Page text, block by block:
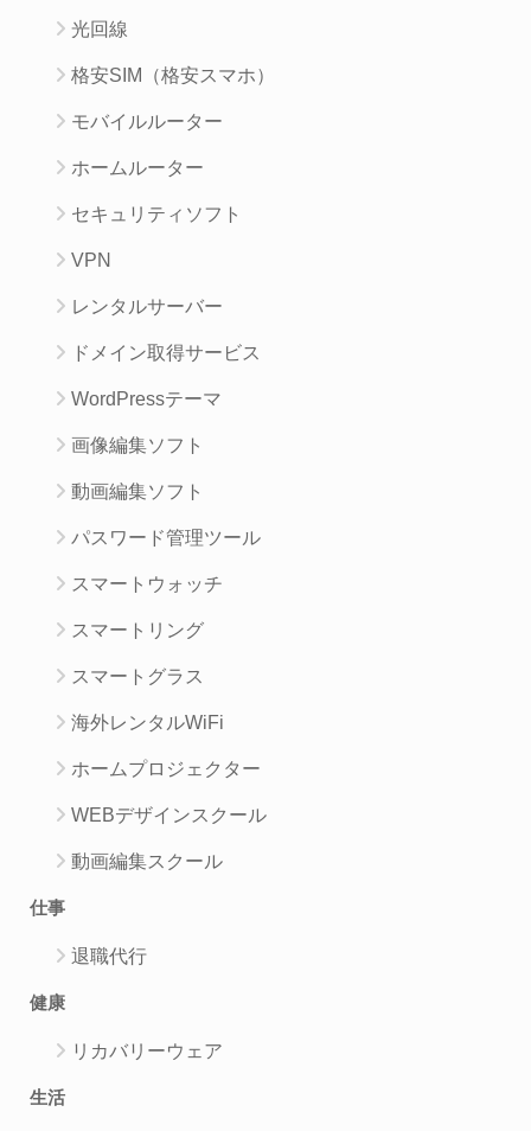
光回線
格安SIM（格安スマホ）
モバイルルーター
ホームルーター
セキュリティソフト
VPN
レンタルサーバー
ドメイン取得サービス
WordPressテーマ
画像編集ソフト
動画編集ソフト
パスワード管理ツール
スマートウォッチ
スマートリング
スマートグラス
海外レンタルWiFi
ホームプロジェクター
WEBデザインスクール
動画編集スクール
仕事
退職代行
健康
リカバリーウェア
生活